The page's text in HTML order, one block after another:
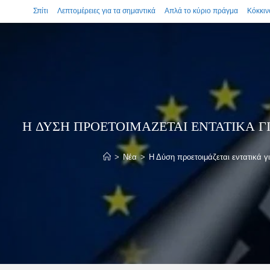
Σπίτι Λεπτομέρειες για τα σημαντικά Απλά το κύριο πράγμα
Η ΔΎΣΗ ΠΡΟΕΤΟΙΜΆΖΕΤΑΙ ΕΝΤΑΤΙΚΆ
> Νέα > Η Δύση προετοιμάζεται εντατικά